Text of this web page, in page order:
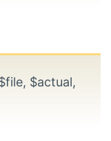
$actual,